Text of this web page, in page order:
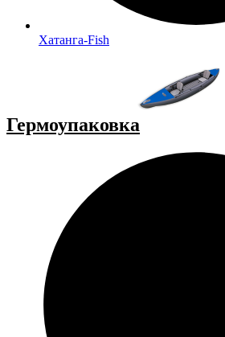
Хатанга-Fish
Гермоупаковка